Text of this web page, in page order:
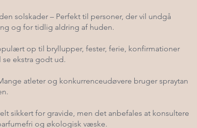
solskader – Perfekt til personer, der vil undgå
og for tidlig aldring af huden.
op til bryllupper, fester, ferie, konfirmationer
se ekstra godt ud.
atleter og konkurrenceudøvere bruger spraytan
sikkert for gravide, men det anbefales at konsultere
og økologisk væske.